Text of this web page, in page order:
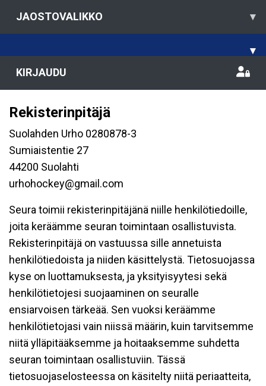
JAOSTOVALIKKO ▾
▾
KIRJAUDU
Rekisterinpitäjä
Suolahden Urho 0280878-3
Sumiaistentie 27
44200 Suolahti
urhohockey@gmail.com
Seura toimii rekisterinpitäjänä niille henkilötiedoille,
joita keräämme seuran toimintaan osallistuvista.
Rekisterinpitäjä on vastuussa sille annetuista
henkilötiedoista ja niiden käsittelystä. Tietosuojassa
kyse on luottamuksesta, ja yksityisyytesi sekä
henkilötietojesi suojaaminen on seuralle
ensiarvoisen tärkeää. Sen vuoksi keräämme
henkilötietojasi vain niissä määrin, kuin tarvitsemme
niitä ylläpitääksemme ja hoitaaksemme suhdetta
seuran toimintaan osallistuviin. Tässä
tietosuojaselosteessa on käsitelty niitä periaatteita,